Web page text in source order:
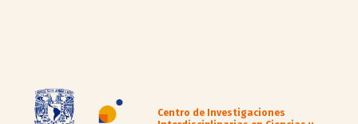
Centro de Investigaciones